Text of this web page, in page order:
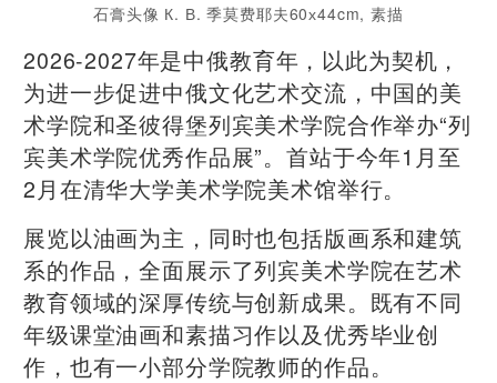
石膏头像 К. В. 季莫费耶夫60х44cm, 素描
2026-2027年是中俄教育年，以此为契机，
为进一步促进中俄文化艺术交流，中国的美
术学院和圣彼得堡列宾美术学院合作举办“列
宾美术学院优秀作品展”。首站于今年1月至
2月在清华大学美术学院美术馆举行。
展览以油画为主，同时也包括版画系和建筑
系的作品，全面展示了列宾美术学院在艺术
教育领域的深厚传统与创新成果。 既有不同
年级课堂油画和素描习作以及优秀毕业创
作，也有一小部分学院教师的作品。